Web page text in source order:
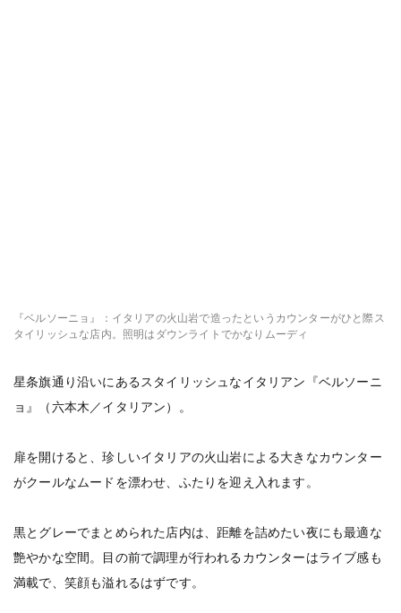
『ベルソーニョ』：イタリアの火山岩で造ったというカウンターがひと際ス
タイリッシュな店内。照明はダウンライトでかなりムーディ
星条旗通り沿いにあるスタイリッシュなイタリアン『ベルソーニ
ョ』（六本木／イタリアン）。
扉を開けると、珍しいイタリアの火山岩による大きなカウンター
がクールなムードを漂わせ、ふたりを迎え入れます。
黒とグレーでまとめられた店内は、距離を詰めたい夜にも最適な
艶やかな空間。目の前で調理が行われるカウンターはライブ感も
満載で、笑顔も溢れるはずです。